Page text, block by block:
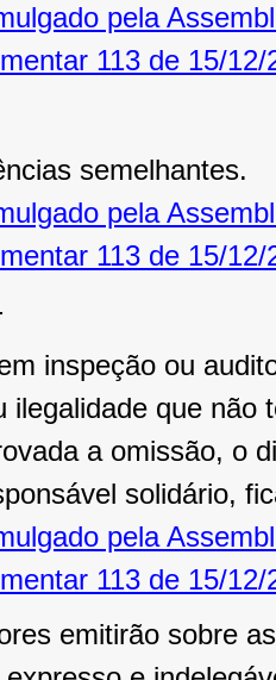
pela
113 de 15/12/
semelhantes.
pela
113 de 15/12/
inspeção ou
ilegalidade que
a omissão, o
solidário,
pela
113 de 15/12/
emitirão sobre